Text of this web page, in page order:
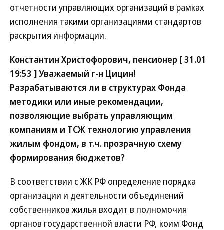
отчетности управляющих организаций в рамках
исполнения такими организациями стандартов
раскрытия информации.
Константин Христофорович, пенсионер [ 31.01
19:53 ] Уважаемый г-н Цицин!
Разрабатываются ли в структурах Фонда
методики или иные рекомендации,
позволяющие выбрать управляющим
компаниям и ТСЖ технологию управления
жилым фондом, в т.ч. прозрачную схему
формирования бюджетов?
В соответствии с ЖК РФ определение порядка
организации и деятельности объединений
собственников жилья входит в полномочия
органов государственной власти РФ, коим Фонд